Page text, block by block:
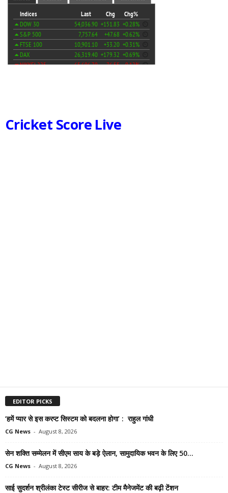
Cricket Score Live
EDITOR PICKS
‘हमें प्यार से इस करप्ट सिस्टम को बदलना होगा’ : राहुल गांधी
CG News - August 8, 2026
सेन शक्ति सम्मेलन में सीएम साय के बड़े ऐलान, सामुदायिक भवन के लिए 50...
CG News - August 8, 2026
साई सुदर्शन श्रीलंका टेस्ट सीरीज से बाहर: टीम मैनेजमेंट की बढ़ी टेंशन